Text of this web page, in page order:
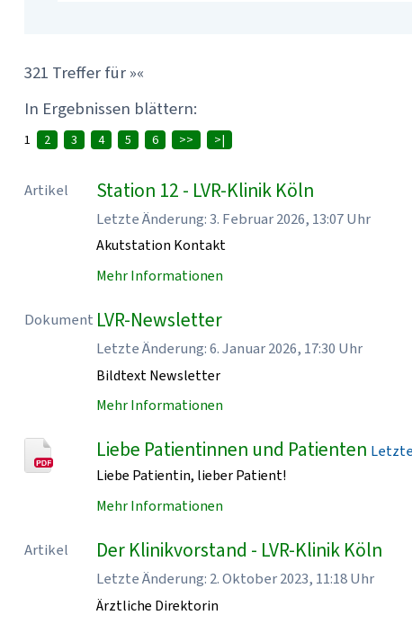
321 Treffer für »«
In Ergebnissen blättern:
1 2 3 4 5 6 >> >|
Artikel Station 12 - LVR-Klinik Köln
Letzte Änderung: 3. Februar 2026, 13:07 Uhr
Akutstation Kontakt
Mehr Informationen
Dokument LVR-Newsletter
Letzte Änderung: 6. Januar 2026, 17:30 Uhr
Bildtext Newsletter
Mehr Informationen
Liebe Patientinnen und Patienten Letzte
Liebe Patientin, lieber Patient!
Mehr Informationen
Artikel Der Klinikvorstand - LVR-Klinik Köln
Letzte Änderung: 2. Oktober 2023, 11:18 Uhr
Ärztliche Direktorin